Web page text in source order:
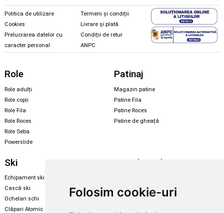
Folosim cookie-uri
Politica de utilizare
Cookies
Prelucrarea datelor cu
caracter personal
Termeni și condiții
Livrare și plată
Condiții de retur
ANPC
Role
Role adulți
Role copii
Role Fila
Role Roces
Role Seba
Powerslide
Patinaj
Magazin patine
Patine Fila
Patine Roces
Patine de gheață
Ski
Echipament ski
Cască ski
Ochelari schi
Clăpari Atomic
Snowboard
Echipament snowboard
Legături Rome SDS